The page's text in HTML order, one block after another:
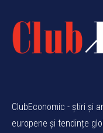
ClubEconomic - știri și
europene și tendințe